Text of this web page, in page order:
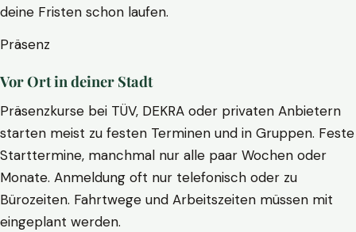
deine Fristen schon laufen.
Präsenz
Vor Ort in deiner Stadt
Präsenzkurse bei TÜV, DEKRA oder privaten Anbietern
starten meist zu festen Terminen und in Gruppen. Feste
Starttermine, manchmal nur alle paar Wochen oder
Monate. Anmeldung oft nur telefonisch oder zu
Bürozeiten. Fahrtwege und Arbeitszeiten müssen mit
eingeplant werden.